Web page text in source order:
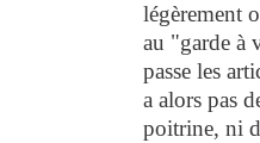
légèrement
au "garde à
passe les
a alors pas
poitrine, ni